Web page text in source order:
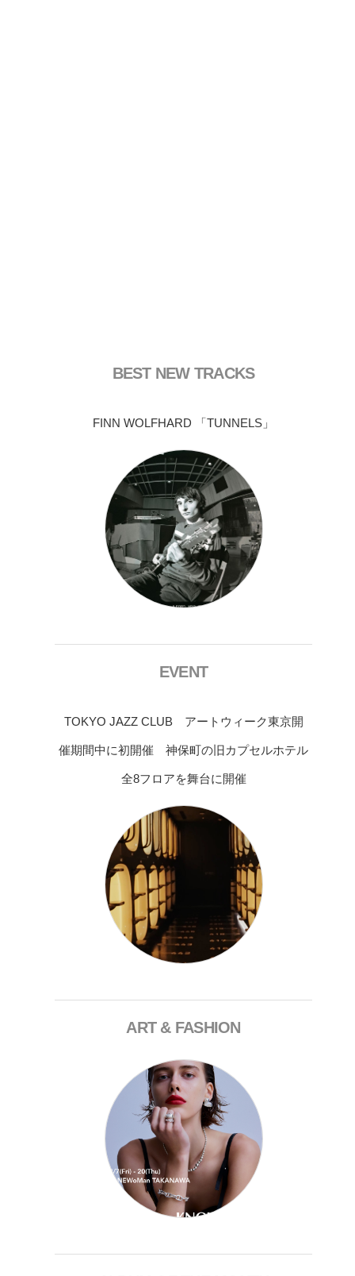
BEST NEW TRACKS
FINN WOLFHARD 「TUNNELS」
EVENT
TOKYO JAZZ CLUB アートウィーク東京開
催期間中に初開催 神保町の旧カプセルホテル
全8フロアを舞台に開催
ART & FASHION